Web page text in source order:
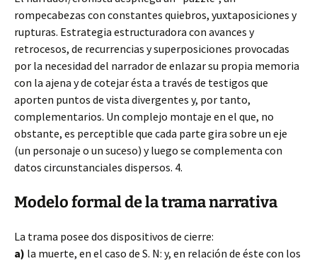
rompecabezas con constantes quiebros, yuxtaposiciones y
rupturas. Estrategia estructuradora con avances y
retrocesos, de recurrencias y superposiciones provocadas
por la necesidad del narrador de enlazar su propia memoria
con la ajena y de cotejar ésta a través de testigos que
aporten puntos de vista divergentes y, por tanto,
complementarios. Un complejo montaje en el que, no
obstante, es perceptible que cada parte gira sobre un eje
(un personaje o un suceso) y luego se complementa con
datos circunstanciales dispersos. 4.
Modelo formal de la trama narrativa
La trama posee dos dispositivos de cierre:
a) la muerte, en el caso de S. N: y, en relación de éste con los